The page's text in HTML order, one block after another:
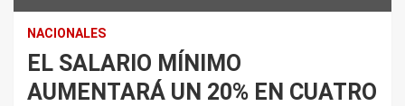
NACIONALES
EL SALARIO MÍNIMO
AUMENTARÁ UN 20% EN CUATRO